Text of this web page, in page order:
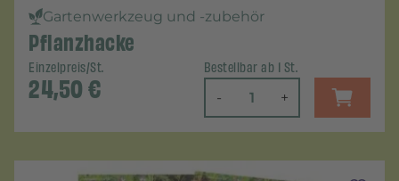
Gartenwerkzeug und -zubehör
Pflanzhacke
Einzelpreis/St.
24,50€
Bestellbar ab 1 St.
- +